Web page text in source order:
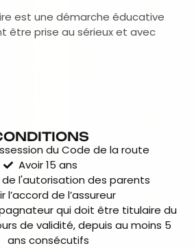
est une démarche éducative
être prise au sérieux et avec
du Code de la route
Avoir 15 ans
de l'autorisation des parents
l’accord de l’assureur
qui doit être titulaire du
de validité, depuis au moins 5
ans consécutifs